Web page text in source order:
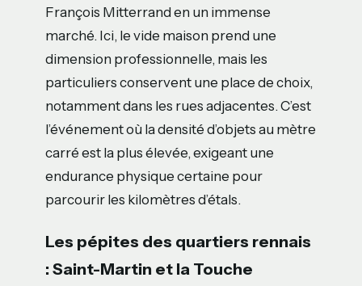
François Mitterrand en un immense
marché. Ici, le vide maison prend une
dimension professionnelle, mais les
particuliers conservent une place de choix,
notamment dans les rues adjacentes. C’est
l’événement où la densité d’objets au mètre
carré est la plus élevée, exigeant une
endurance physique certaine pour
parcourir les kilomètres d’étals.
Les pépites des quartiers rennais
: Saint-Martin et la Touche